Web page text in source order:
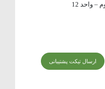
ارسال تیکت پشتیبانی